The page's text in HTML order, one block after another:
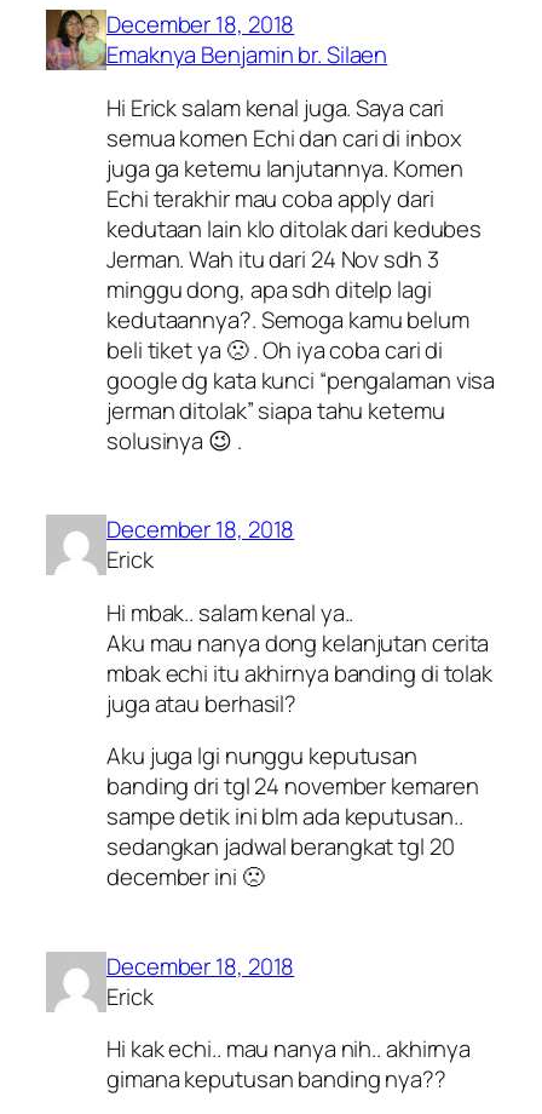
December 18, 2018
Emaknya Benjamin br. Silaen
Hi Erick salam kenal juga. Saya cari
semua komen Echi dan cari di inbox
juga ga ketemu lanjutannya. Komen
Echi terakhir mau coba apply dari
kedutaan lain klo ditolak dari kedubes
Jerman. Wah itu dari 24 Nov sdh 3
minggu dong, apa sdh ditelp lagi
kedutaannya?. Semoga kamu belum
beli tiket ya 🙁 . Oh iya coba cari di
google dg kata kunci “pengalaman visa
jerman ditolak” siapa tahu ketemu
solusinya 😉 .
December 18, 2018
Erick
Hi mbak.. salam kenal ya..
Aku mau nanya dong kelanjutan cerita
mbak echi itu akhirnya banding di tolak
juga atau berhasil?
Aku juga lgi nunggu keputusan
banding dri tgl 24 november kemaren
sampe detik ini blm ada keputusan..
sedangkan jadwal berangkat tgl 20
december ini 🙁
December 18, 2018
Erick
Hi kak echi.. mau nanya nih.. akhirnya
gimana keputusan banding nya??